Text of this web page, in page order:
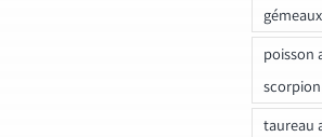
poisson
taureau